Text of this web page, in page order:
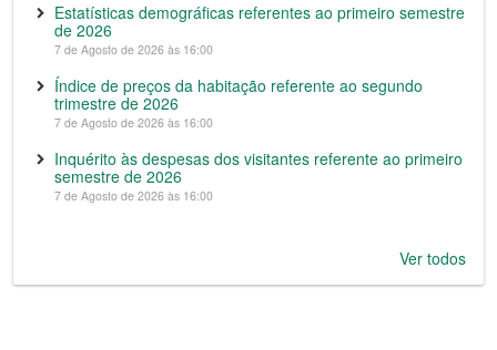
Estatísticas demográficas referentes ao primeiro semestre
de 2026
7 de Agosto de 2026 às 16:00
Índice de preços da habitação referente ao segundo
trimestre de 2026
7 de Agosto de 2026 às 16:00
Inquérito às despesas dos visitantes referente ao primeiro
semestre de 2026
7 de Agosto de 2026 às 16:00
Ver todos